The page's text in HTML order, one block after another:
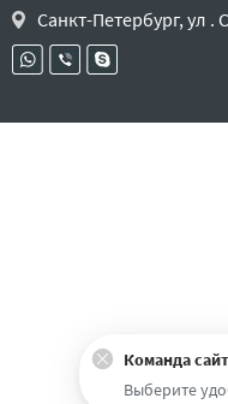
Санкт-Петербург, ул .
Команда
Выберите